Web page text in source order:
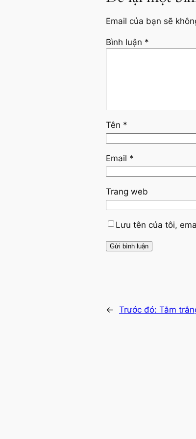
Email của bạn sẽ
Bình luận *
Tên *
Email *
Trang web
Lưu tên của tôi,
← Trước đó: Tắm